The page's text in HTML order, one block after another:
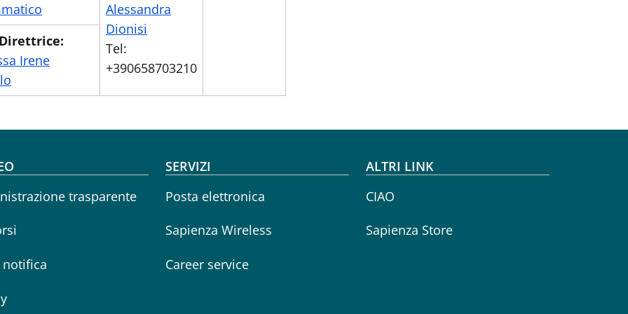
Alessandra
Dionisi
Tel:
+390658703210
Irene
menu
trasparente
SERVIZI
Posta elettronica
Sapienza Wireless
Career service
ALTRI LINK
CIAO
Sapienza Store